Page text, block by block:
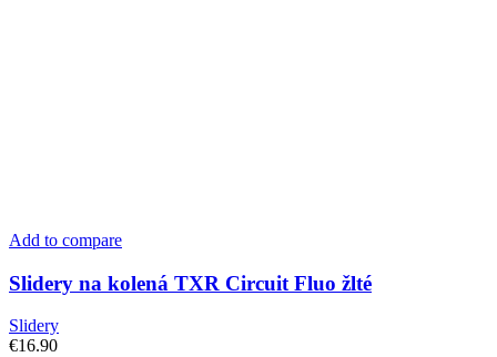
Add to compare
Slidery na kolená TXR Circuit Fluo žlté
Slidery
€16.90